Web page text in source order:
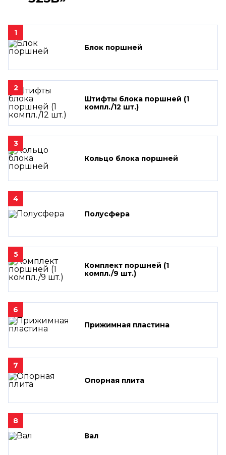
1
Блок поршней
2
Штифты блока поршней (1
компл./12 шт.)
3
Кольцо блока поршней
4
Полусфера
5
Комплект поршней (1
компл./9 шт.)
6
Прижимная пластина
7
Опорная плита
8
Вал